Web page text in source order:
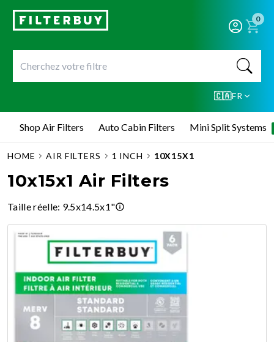
0
🇨🇦FR
Shop Air Filters Auto Cabin Filters Mini Split Systems
HOME AIR FILTERS 1 INCH 10X15X1
10x15x1 Air Filters
Taille réelle: 9.5x14.5x1"